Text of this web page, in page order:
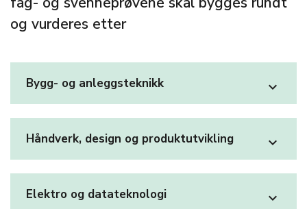
og vurderes etter
Bygg- og anleggsteknikk expand_more
Håndverk, design og produktutvikling expand_more
Elektro og datateknologi expand_more